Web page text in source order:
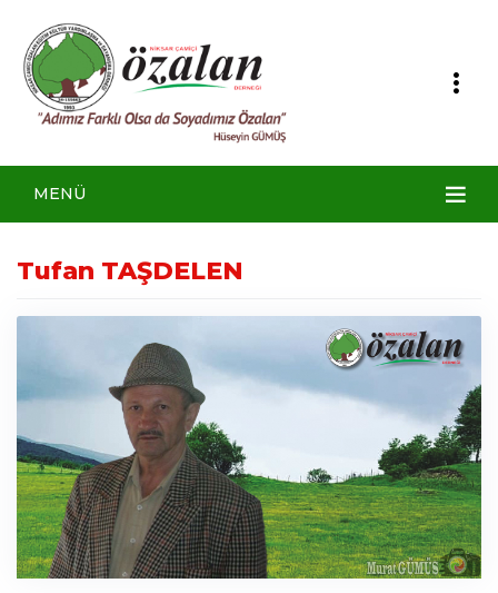
MENÜ
Tufan TAŞDELEN